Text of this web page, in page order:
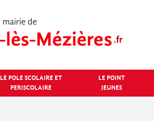
LE POLE SCOLAIRE ET
PERISCOLAIRE
LE POINT
JEUNES